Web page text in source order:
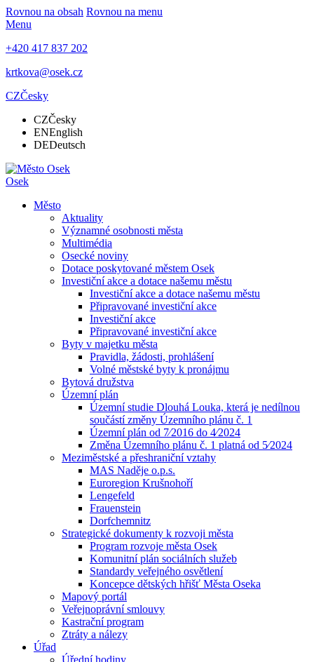
Rovnou na obsah Rovnou na menu
Menu
+420 417 837 202
krtkova@osek.cz
CZČesky
CZČesky
ENEnglish
DEDeutsch
Osek
Město
Aktuality
Významné osobnosti města
Multimédia
Osecké noviny
Dotace poskytované městem Osek
Investiční akce a dotace našemu městu
Investiční akce a dotace našemu městu
Připravované investiční akce
Investiční akce
Připravované investiční akce
Byty v majetku města
Pravidla, žádosti, prohlášení
Volné městské byty k pronájmu
Bytová družstva
Územní plán
Územní studie Dlouhá Louka, která je nedílnou
součástí změny Územního plánu č. 1
Územní plán od 7⁄2016 do 4⁄2024
Změna Územního plánu č. 1 platná od 5⁄2024
Meziměstské a přeshraniční vztahy
MAS Naděje o.p.s.
Euroregion Krušnohoří
Lengefeld
Frauenstein
Dorfchemnitz
Strategické dokumenty k rozvoji města
Program rozvoje města Osek
Komunitní plán sociálních služeb
Standardy veřejného osvětlení
Koncepce dětských hřišť Města Oseka
Mapový portál
Veřejnoprávní smlouvy
Kastrační program
Ztráty a nálezy
Úřad
Úřední hodiny